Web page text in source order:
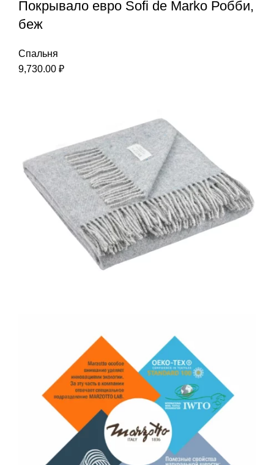
Покрывало евро Sofi de Marko Робби,
беж
Спальня
9,730.00 ₽